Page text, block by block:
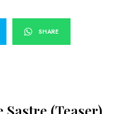
SHARE